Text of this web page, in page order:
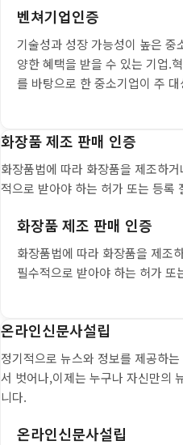
벤쳐기업인증
기술성과 성장 가능성이 높은
양한 혜택을 받을 수 있는 기업.
를 바탕으로 한 중소기업이 주 대
화장품 제조 판매 인증
화장품법에 따라 화장품을 제조하
적으로 받아야 하는 허가 또는 등록
화장품 제조 판매 인증
화장품법에 따라 화장품을 제조
필수적으로 받아야 하는 허가 또
온라인신문사설립
정기적으로 뉴스와 정보를 제공하
서 벗어나,이제는 누구나 자신만의
니다.
온라인신문사설립